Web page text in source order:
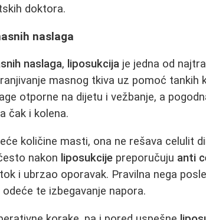
doktora.
naslaga
naslaga, liposukcija je jedna od
masnog tkiva uz pomoć tankih
otporne na dijetu i vežbanje, a
čak i kolena.
količine masti, ona ne rešava celulit
nakon liposukcije preporučuju anti
i ubrzao oporavak. Pravilna nega posle
te izbegavanje napora.